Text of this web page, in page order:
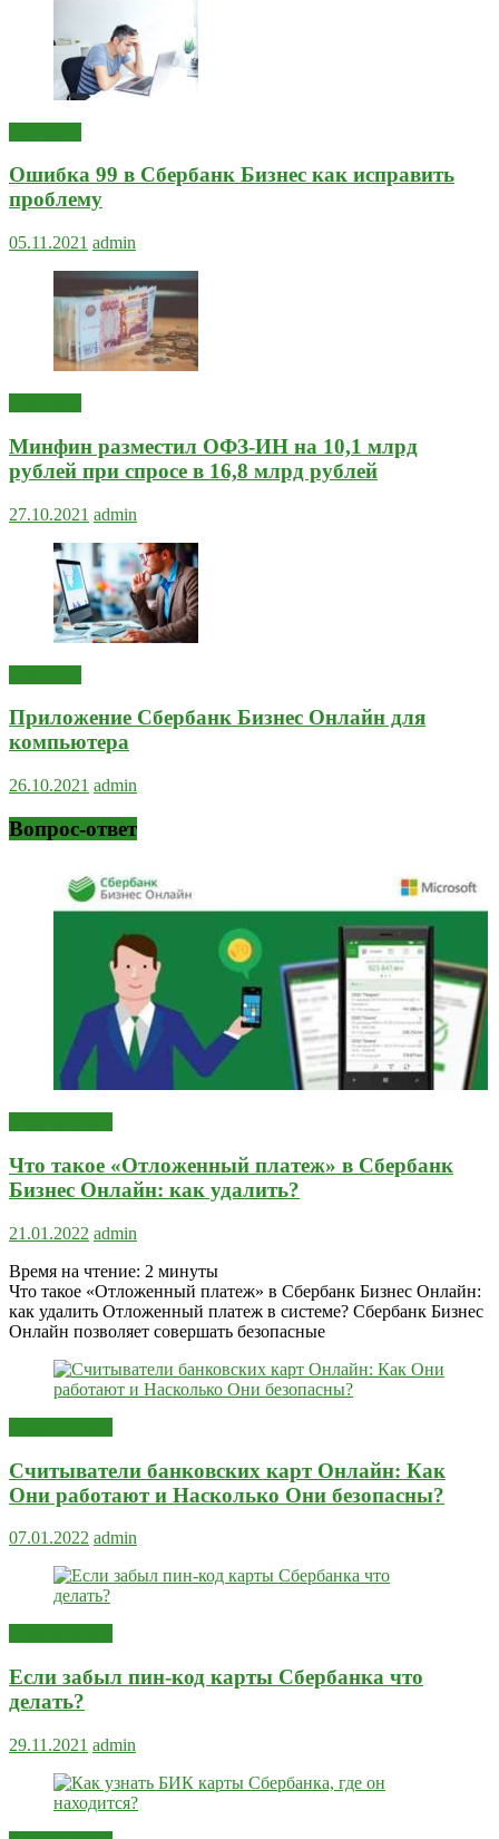
Ошибка 99 в Сбербанк Бизнес как исправить
проблему
05.11.2021 admin
Минфин разместил ОФЗ-ИН на 10,1 млрд
рублей при спросе в 16,8 млрд рублей
27.10.2021 admin
Приложение Сбербанк Бизнес Онлайн для
компьютера
26.10.2021 admin
Вопрос-ответ
Что такое «Отложенный платеж» в Сбербанк
Бизнес Онлайн: как удалить?
21.01.2022 admin
Время на чтение: 2 минуты
Что такое «Отложенный платеж» в Сбербанк Бизнес Онлайн:
как удалить Отложенный платеж в системе? Сбербанк Бизнес
Онлайн позволяет совершать безопасные
Считыватели банковских карт Онлайн: Как
Они работают и Насколько Они безопасны?
07.01.2022 admin
Если забыл пин-код карты Сбербанка что
делать?
29.11.2021 admin